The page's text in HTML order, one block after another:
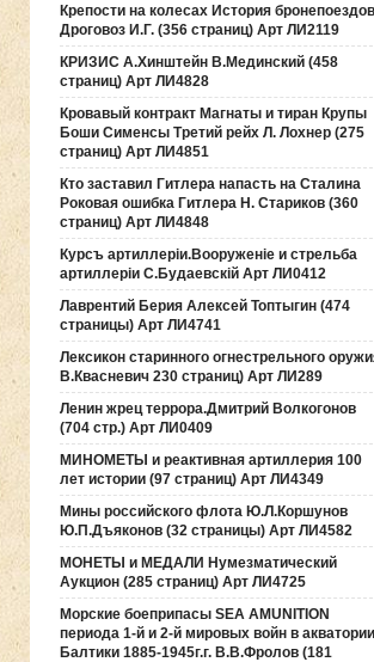
Крепости на колесах История бронепоездов
Дроговоз И.Г. (356 страниц) Арт ЛИ2119
КРИЗИС А.Хинштейн В.Мединский (458
страниц) Арт ЛИ4828
Кровавый контракт Магнаты и тиран Крупы
Боши Сименсы Третий рейх Л. Лохнер (275
страниц) Арт ЛИ4851
Кто заставил Гитлера напасть на Сталина
Роковая ошибка Гитлера Н. Стариков (360
страниц) Арт ЛИ4848
Курсъ артиллерiи.Вооруженiе и стрельба
артиллерiи С.Будаевскiй Арт ЛИ0412
Лаврентий Берия Алексей Топтыгин (474
страницы) Арт ЛИ4741
Лексикон старинного огнестрельного
В.Квасневич 230 страниц) Арт ЛИ289
Ленин жрец террора.Дмитрий Волкогонов
(704 стр.) Арт ЛИ0409
МИНОМЕТЫ и реактивная артиллерия 100
лет истории (97 страниц) Арт ЛИ4349
Мины российского флота Ю.Л.Коршунов
Ю.П.Дъяконов (32 страницы) Арт ЛИ4582
МОНЕТЫ и МЕДАЛИ Нумезматический
Аукцион (285 страниц) Арт ЛИ4725
Морские боеприпасы SEA AMUNITION
периода 1-й и 2-й мировых войн в акватории
Балтики 1885-1945г.г. В.В.Фролов (181